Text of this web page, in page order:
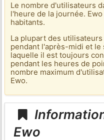
Le nombre d'utilisateurs
l'heure de la journée.
habitants.
La plupart des
pendant l'après-midi et le
laquelle il est toujours
pendant les heures de
nombre maximum
Ewo.
Ewo